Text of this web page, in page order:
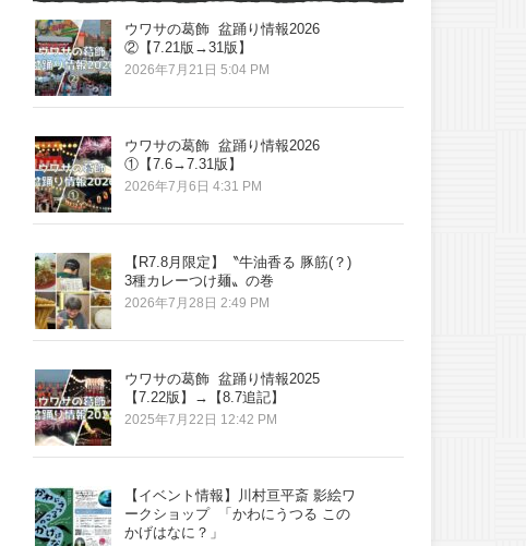
ウワサの葛飾 盆踊り情報2026
②【7.21版→31版】
2026年7月21日 5:04 PM
ウワサの葛飾 盆踊り情報2026
①【7.6→7.31版】
2026年7月6日 4:31 PM
【R7.8月限定】〝牛油香る 豚筋(？)
3種カレーつけ麺〟の巻
2026年7月28日 2:49 PM
ウワサの葛飾 盆踊り情報2025
【7.22版】→【8.7追記】
2025年7月22日 12:42 PM
【イベント情報】川村亘平斎 影絵ワ
ークショップ 「かわにうつる この
かげはなに？」